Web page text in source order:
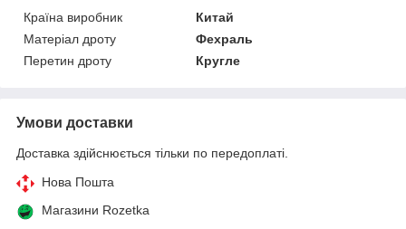
Країна виробник
Китай
Матеріал дроту
Фехраль
Перетин дроту
Кругле
Умови доставки
Доставка здійснюється тільки по передоплаті.
Нова Пошта
Магазини Rozetka